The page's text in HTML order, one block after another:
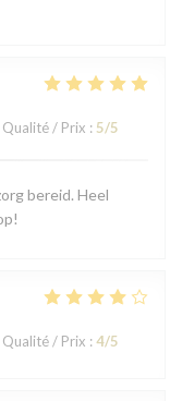
Qualité / Prix : 5/5
bereid. Heel
Qualité / Prix : 4/5